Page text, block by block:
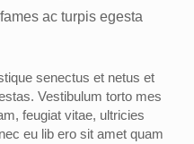
ac turpis egesta
senectus et netus et
Vestibulum torto mes
feugiat vitae, ultricies
eu lib ero sit amet quam